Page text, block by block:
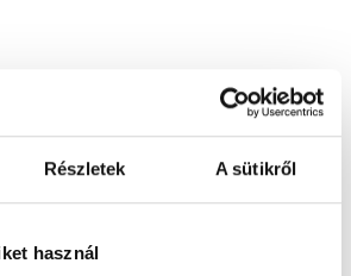
Részletek A sütikről
használ
műfenyő fatörzsön